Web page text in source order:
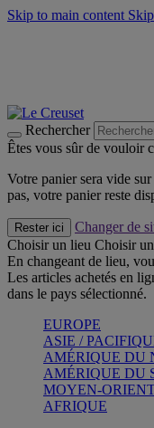
Skip to main content
Rechercher
Êtes vous sûr de vouloir
Votre panier sera vide
pas, votre panier reste
Rester ici
Changer de
Choisir un lieu Choisir
En changeant de lieu,
Les articles achetés en
dans le pays sélectionné.
EUROPE
ASIE /
AMÉRIQUE DU
AMÉRIQUE DU
MOYEN-
AFRIQUE